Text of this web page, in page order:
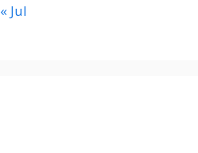
« Jul